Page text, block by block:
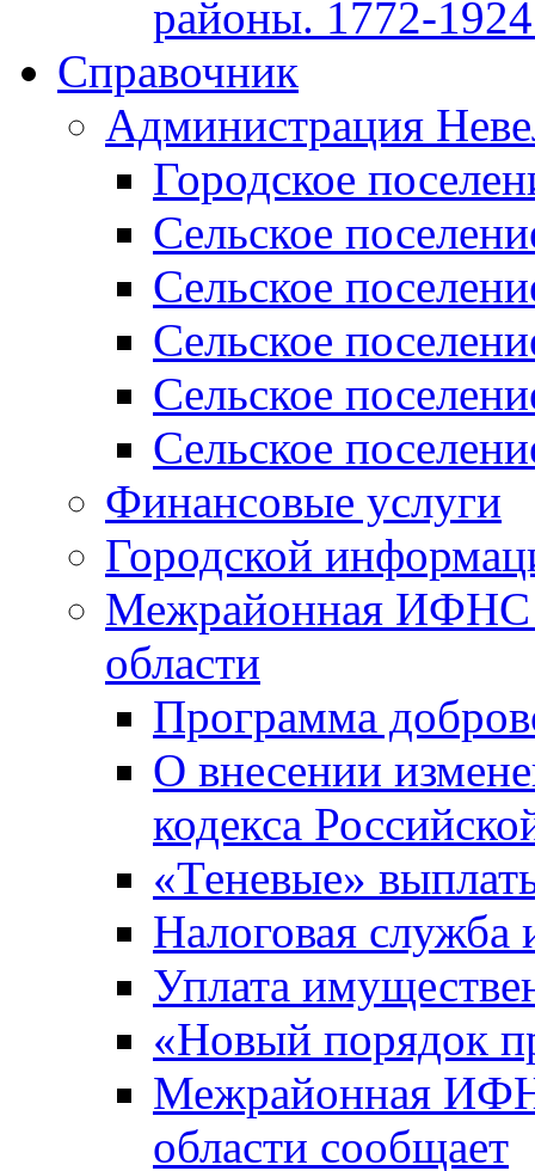
районы. 1772-1924
Справочник
Администрация
Городское
Сельское
Сельское
Сельское
Сельское
Сельское
Финансовые услуги
Городской
Межрайонная ИФНС
области
Программа
О внесении
кодекса
«Теневые»
Налоговая служба
Уплата
«Новый порядок
Межрайонная
области сообщает